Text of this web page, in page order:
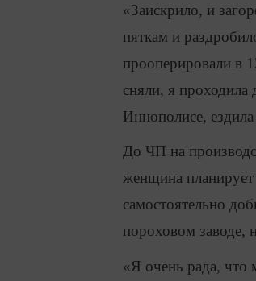
«Заискрило, и
пяткам и
прооперировали в
сняли, я проходила
Иннополисе,
До ЧП на
женщина
самостоятельно
пороховом заводе,
«Я очень рада, что